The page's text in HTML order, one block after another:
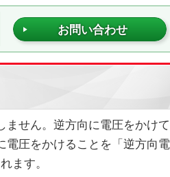
お問い合わせ
ません。逆方向に電圧をかけて
電圧をかけることを「逆方向電
ます。